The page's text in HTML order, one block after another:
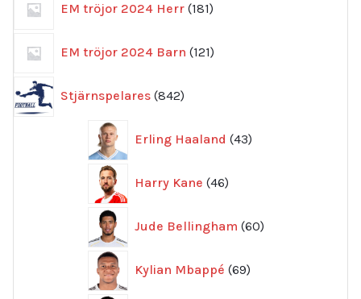
EM tröjor 2024 Herr 181
produkter
EM tröjor 2024 Barn 121
produkter
Stjärnspelares 842
produkter
Erling Haaland 43
produkter
Harry Kane 46
produkter
Jude Bellingham 60
produkter
Kylian Mbappé 69
produkter